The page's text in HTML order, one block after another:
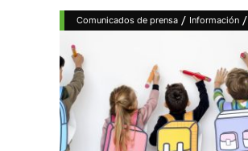
Comunicados de prensa / Información /